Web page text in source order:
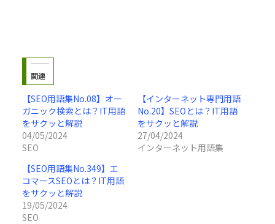
関連
【SEO用語集No.08】オー
ガニック検索とは？IT用語
をサクッと解説
04/05/2024
SEO
【インターネット専門用語
No.20】SEOとは？IT用語
をサクッと解説
27/04/2024
インターネット用語集
【SEO用語集No.349】エ
コマースSEOとは？IT用語
をサクッと解説
19/05/2024
SEO